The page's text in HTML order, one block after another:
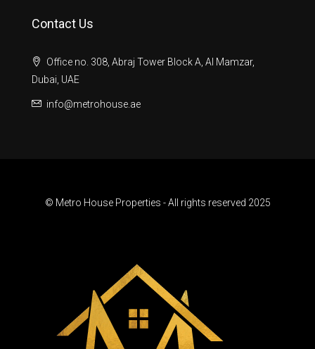
Contact Us
Office no. 308, Abraj Tower Block A, Al Mamzar,
Dubai, UAE
info@metrohouse.ae
© Metro House Properties - All rights reserved 2025